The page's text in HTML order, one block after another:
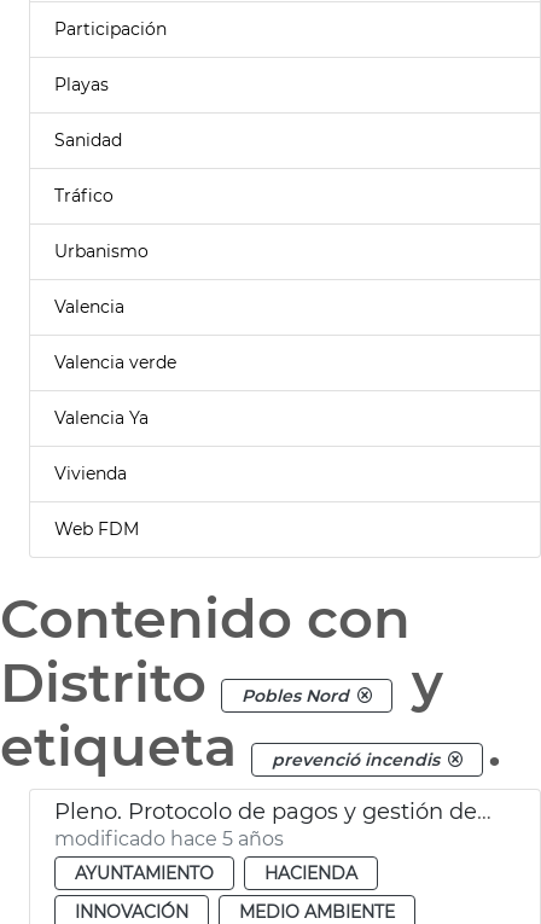
Participación
Playas
Sanidad
Tráfico
Urbanismo
Valencia
Valencia verde
Valencia Ya
Vivienda
Web FDM
Contenido con
Distrito
Pobles Nord
y
etiqueta
prevenció incendis .
Pleno. Protocolo de pagos y gestión de proveedores
modificado hace 5 años
AYUNTAMIENTO
HACIENDA
INNOVACIÓN
MEDIO AMBIENTE